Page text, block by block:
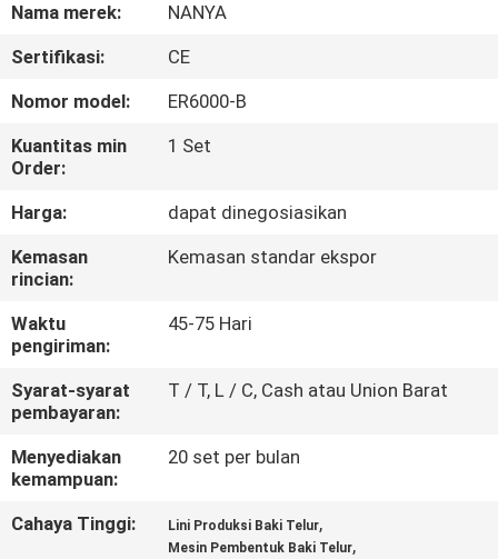
VR
TENTANG
KAMI
TUR
PABRIK
KONTROL
KUALITAS
HUBUNGI
KAMI
Nama merek:
NANYA
Sertifikasi:
CE
Nomor model:
ER6000-B
Kuantitas min
Order:
1 Set
Harga:
dapat dinegosiasikan
Kemasan
rincian:
Kemasan standar ekspor
Waktu
pengiriman:
45-75 Hari
Syarat-syarat
pembayaran:
T / T, L / C, Cash atau Union Barat
Menyediakan
kemampuan:
20 set per bulan
Cahaya Tinggi: Lini Produksi Baki Telur,
Mesin Pembentuk Baki Telur,